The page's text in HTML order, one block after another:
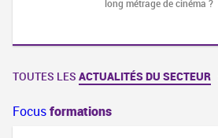
long métrage de cinéma ?
TOUTES LES ACTUALITÉS DU SECTEUR
Focusformations